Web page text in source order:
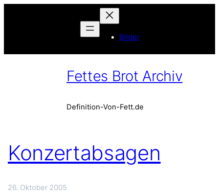
Bilder
Fettes Brot Archiv
Definition-Von-Fett.de
Konzertabsagen
26. Oktober 2005